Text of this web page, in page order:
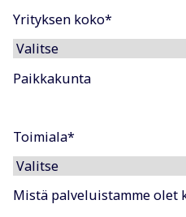
Yrityksen koko*
Paikkakunta
Toimiala*
Mistä palveluistamme olet